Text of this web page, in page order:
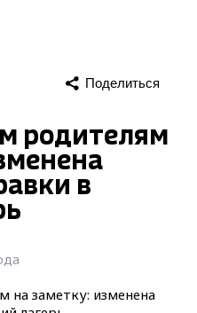
Поделиться
родителям
в